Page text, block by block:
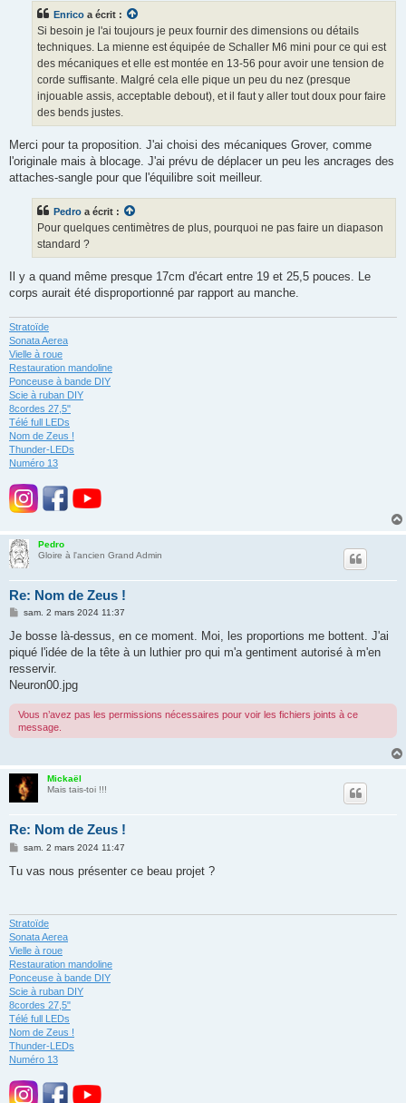
Enrico a écrit :
Si besoin je l'ai toujours je peux fournir des dimensions ou détails
techniques. La mienne est équipée de Schaller M6 mini pour ce qui est
des mécaniques et elle est montée en 13-56 pour avoir une tension de
corde suffisante. Malgré cela elle pique un peu du nez (presque
injouable assis, acceptable debout), et il faut y aller tout doux pour faire
des bends justes.
Merci pour ta proposition. J'ai choisi des mécaniques Grover, comme
l'originale mais à blocage. J'ai prévu de déplacer un peu les ancrages des
attaches-sangle pour que l'équilibre soit meilleur.
Pedro a écrit :
Pour quelques centimètres de plus, pourquoi ne pas faire un diapason
standard ?
Il y a quand même presque 17cm d'écart entre 19 et 25,5 pouces. Le
corps aurait été disproportionné par rapport au manche.
Stratoïde
Sonata Aerea
Vielle à roue
Restauration mandoline
Ponceuse à bande DIY
Scie à ruban DIY
8cordes 27,5"
Télé full LEDs
Nom de Zeus !
Thunder-LEDs
Numéro 13
Pedro
Gloire à l'ancien Grand Admin
Re: Nom de Zeus !
M
s
a
g
sam. 2 mars 2024 11:37
Je bosse là-dessus, en ce moment. Moi, les proportions me bottent. J'ai
piqué l'idée de la tête à un luthier pro qui m'a gentiment autorisé à m'en
resservir.
Neuron00.jpg
Vous n’avez pas les permissions nécessaires pour voir les fichiers joints à ce
message.
Mickaël
Mais tais-toi !!!
Re: Nom de Zeus !
M
s
sam. 2 mars 2024 11:47
Tu vas nous présenter ce beau projet ?
Stratoïde
Sonata Aerea
Vielle à roue
Restauration mandoline
Ponceuse à bande DIY
Scie à ruban DIY
8cordes 27,5"
Télé full LEDs
Nom de Zeus !
Thunder-LEDs
Numéro 13